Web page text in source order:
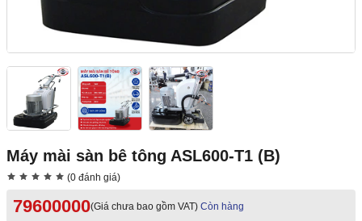
Máy mài sàn bê tông ASL600-T1 (B)
(0 đánh giá)
79600000(Giá chưa bao gồm VAT) Còn hàng